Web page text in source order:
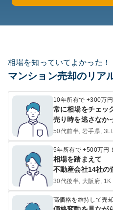
相場を知っていてよかった！
マンション売却のリア
10年所有で +300万円
常に相場をチェッ
売り時を逃さなか
50代前半, 岩手県,
5年所有で +500万円！
相場を踏まえて
不動産会社14社の
30代後半, 大阪府, 1K
高価格を維持して売却